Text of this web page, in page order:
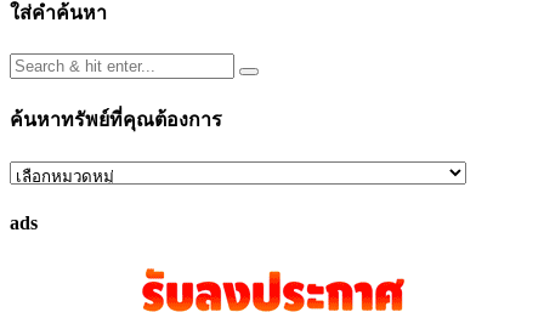
ใส่คำค้นหา
ค้นหาทรัพย์ที่คุณต้องการ
ค้นหา
ที่
ads